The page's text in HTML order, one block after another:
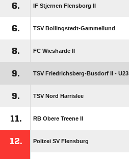
6. IF Stjernen Flensborg II
6. TSV Bollingstedt-Gammellund
8. FC Wiesharde II
9. TSV Friedrichsberg-Busdorf II - U23
9. TSV Nord Harrislee
11. RB Obere Treene II
12. Polizei SV Flensburg